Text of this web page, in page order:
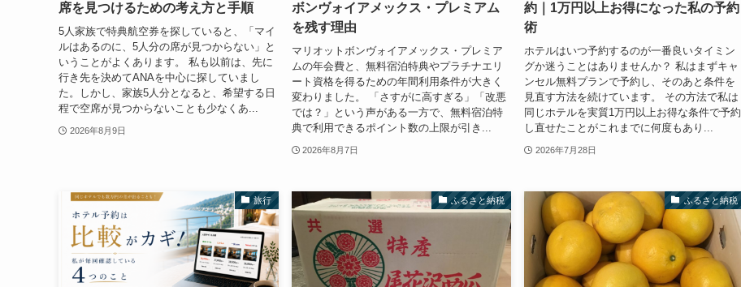
席を見つけるための考え方と手順
5人家族で特典航空券を探していると、「マイ
ルはあるのに、5人分の席が見つからない」と
いうことがよくあります。 私も以前は、先に
行き先を決めてANAを中心に探していまし
た。しかし、家族5人分となると、希望する日
程で空席が見つからないことも少なくあ...
2026年8月9日
ボンヴォイアメックス・プレミアム
を残す理由
マリオットボンヴォイアメックス・プレミア
ムの年会費と、無料宿泊特典やプラチナエリ
ート資格を得るための年間利用条件が大きく
変わりました。 「さすがに高すぎる」「改悪
では？」という声がある一方で、無料宿泊特
典で利用できるポイント数の上限が引き...
2026年8月7日
約｜1万円以上お得になった私の予約
術
ホテルはいつ予約するのが一番良いタイミン
グか迷うことはありませんか？ 私はまずキャ
ンセル無料プランで予約し、そのあと条件を
見直す方法を続けています。 その方法で私は
同じホテルを実質1万円以上お得な条件で予約
し直せたことがこれまでに何度もあり...
2026年7月28日
旅行 ふるさと納税 ふるさと納税